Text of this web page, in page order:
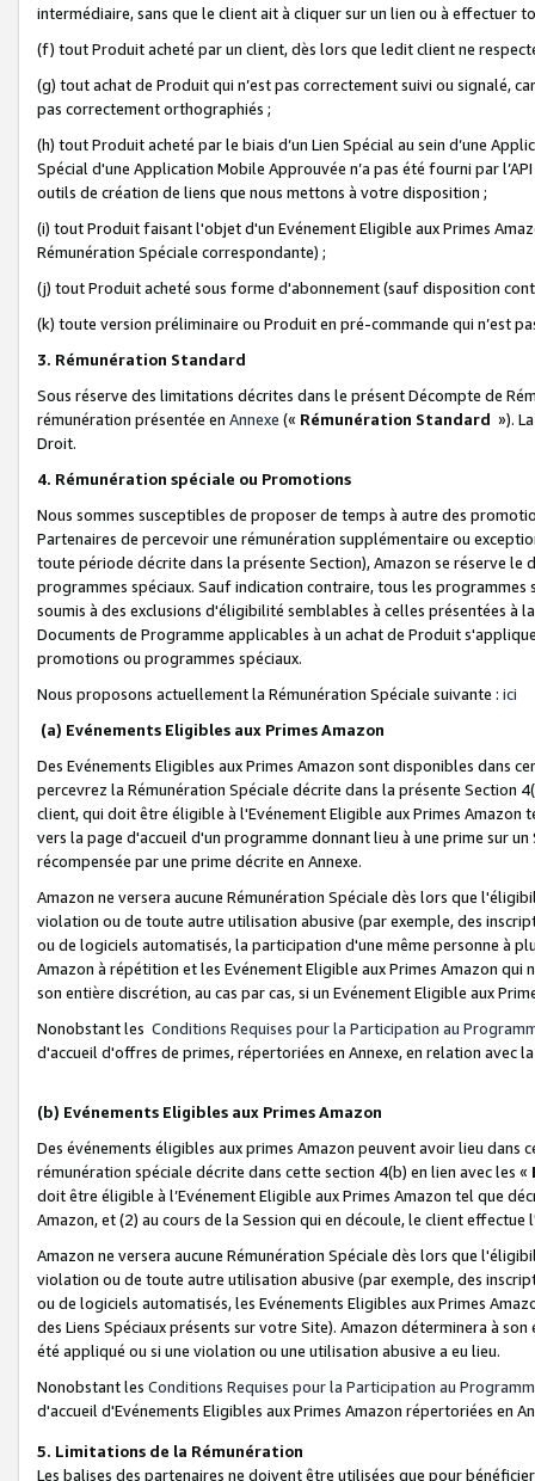
intermédiaire, sans que le client ait à cliquer sur un lien ou à
(f) tout Produit acheté par un client, dès lors que ledit client ne
(g) tout achat de Produit qui n’est pas correctement suivi ou signalé,
pas correctement orthographiés ;
(h) tout Produit acheté par le biais d’un Lien Spécial au sein d’une
Spécial d'une Application Mobile Approuvée n’a pas été fourni par
outils de création de liens que nous mettons à votre disposition ;
(i) tout Produit faisant l'objet d'un Evénement Eligible aux Primes
Rémunération Spéciale correspondante) ;
(j) tout Produit acheté sous forme d'abonnement (sauf disposition
(k) toute version préliminaire ou Produit en pré-commande qui n’est
3. Rémunération Standard
Sous réserve des limitations décrites dans le présent Décompte de
rémunération présentée en Annexe (« Rémunération Standard »).
Droit.
4. Rémunération spéciale ou Promotions
Nous sommes susceptibles de proposer de temps à autre des
Partenaires de percevoir une rémunération supplémentaire ou
toute période décrite dans la présente Section), Amazon se réserve
programmes spéciaux. Sauf indication contraire, tous les
soumis à des exclusions d'éligibilité semblables à celles présentées à
Documents de Programme applicables à un achat de Produit
promotions ou programmes spéciaux.
Nous proposons actuellement la Rémunération Spéciale suivante : ici
(a) Evénements Eligibles aux Primes Amazon
Des Evénements Eligibles aux Primes Amazon sont disponibles dans
percevrez la Rémunération Spéciale décrite dans la présente Section
client, qui doit être éligible à l'Evénement Eligible aux Primes Amazon
vers la page d'accueil d'un programme donnant lieu à une prime sur
récompensée par une prime décrite en Annexe.
Amazon ne versera aucune Rémunération Spéciale dès lors que
violation ou de toute autre utilisation abusive (par exemple, des
ou de logiciels automatisés, la participation d'une même personne à
Amazon à répétition et les Evénement Eligible aux Primes Amazon qui
son entière discrétion, au cas par cas, si un Evénement Eligible aux
Nonobstant les Conditions Requises pour la Participation au
d'accueil d'offres de primes, répertoriées en Annexe, en relation avec
(b) Evénements Eligibles aux Primes Amazon
Des événements éligibles aux primes Amazon peuvent avoir lieu dans
rémunération spéciale décrite dans cette section 4(b) en lien avec les «
doit être éligible à l’Evénement Eligible aux Primes Amazon tel que
Amazon, et (2) au cours de la Session qui en découle, le client
Amazon ne versera aucune Rémunération Spéciale dès lors que
violation ou de toute autre utilisation abusive (par exemple, des
ou de logiciels automatisés, les Evénements Eligibles aux Primes
des Liens Spéciaux présents sur votre Site). Amazon déterminera à
été appliqué ou si une violation ou une utilisation abusive a eu lieu.
Nonobstant les Conditions Requises pour la Participation au
d'accueil d'Evénements Eligibles aux Primes Amazon répertoriées en
5. Limitations de la Rémunération
Les balises des partenaires ne doivent être utilisées que pour